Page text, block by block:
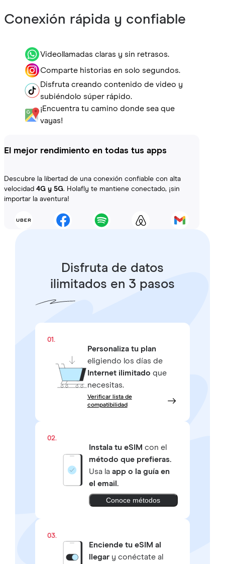
Conexión rápida y confiable
Videollamadas claras y sin retrasos.
Comparte historias en solo segundos.
Disfruta creando contenido de video y
subiéndolo súper rápido.
¡Encuentra tu camino donde sea que
vayas!
El mejor rendimiento en todas tus apps
Descubre la libertad de una conexión confiable con alta
velocidad 4G y 5G. Holafly te mantiene conectado, ¡sin
importar la aventura!
Disfruta de datos
ilimitados en 3 pasos
01.
Personaliza tu plan
eligiendo los días de
Internet ilimitado que
necesitas.
Verificar lista de
compatibilidad
02.
Instala tu eSIM con el
método que prefieras.
Usa la app o la guía en
el email.
Conoce métodos
03.
Enciende tu eSIM al
llegary conéctate al